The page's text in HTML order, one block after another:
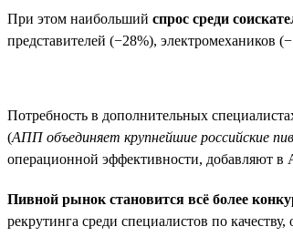
При этом наибольший спрос среди
представителей (−28%),
Потребность в дополнительных
(АПП объединяет крупнейшие российские
операционной эффективности, добавляют
Пивной рынок становится всё более
рекрутинга среди специалистов по